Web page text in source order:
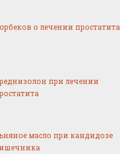
о лечении простатита
при лечении
масло при кандидозе